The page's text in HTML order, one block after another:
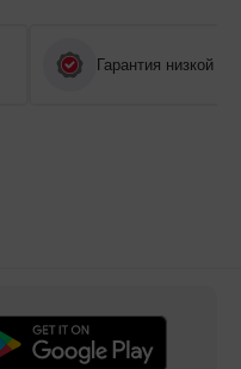
Гарантия низкой